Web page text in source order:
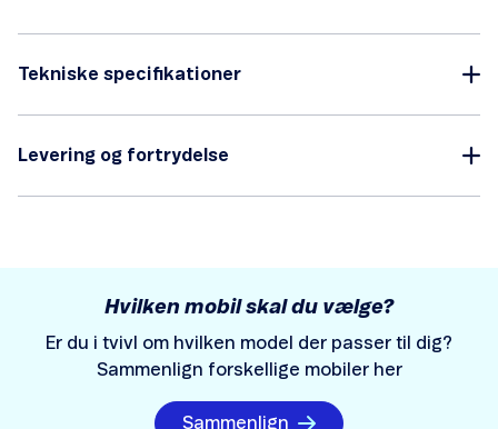
Tekniske specifikationer
Levering og fortrydelse
Hvilken mobil skal du vælge?
Er du i tvivl om hvilken model der passer til dig?
Sammenlign forskellige mobiler her
Sammenlign